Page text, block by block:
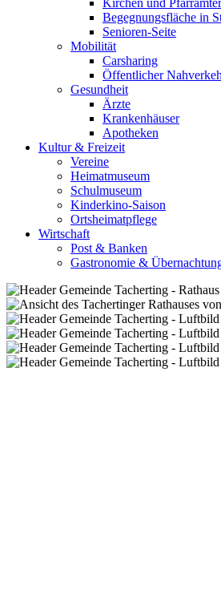
Kirchen und Pfarrämter
Begegnungsfläche in
Senioren-Seite
Mobilität
Carsharing
Öffentlicher
Gesundheit
Ärzte
Krankenhäuser
Apotheken
Kultur & Freizeit
Vereine
Heimatmuseum
Schulmuseum
Kinderkino-Saison
Ortsheimatpflege
Wirtschaft
Post & Banken
Gastronomie &